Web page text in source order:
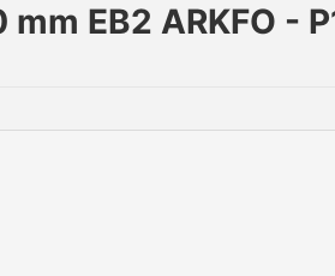
mm EB2 ARKFO -